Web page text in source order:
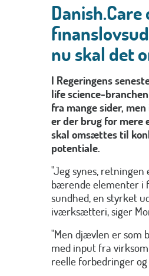
nu skal det
I Regeringens
life science-
fra mange sider,
er der brug for mere
skal omsættes til
potentiale.
"Jeg synes,
bærende elementer i
sundhed, en styrket
iværksætteri, siger
"Men djævlen er som
med input fra
reelle forbedringer